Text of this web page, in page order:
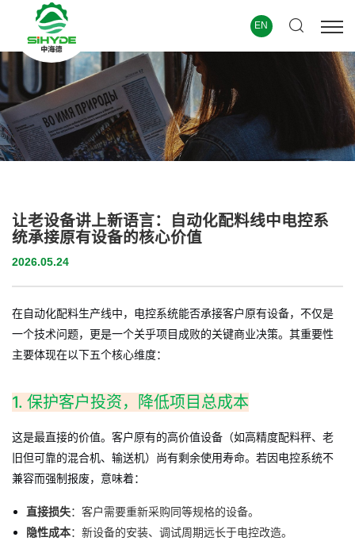
EN
让老设备讲上新语言：自动化配料线中电控系
统承接原有设备的核心价值
2026.05.24
在自动化配料生产线中，电控系统能否承接客户原有设备，不仅是
一个技术问题，更是一个关乎项目成败的关键商业决策。其重要性
主要体现在以下五个核心维度：
1. 保护客户投资，降低项目总成本
这是最直接的价值。客户原有的高价值设备（如高精度配料秤、老
旧但可靠的混合机、输送机）尚有剩余使用寿命。若因电控系统不
兼容而强制报废，意味着：
直接损失：客户需要重新采购同等规格的设备。
隐性成本：新设备的安装、调试周期远长于电控改造。